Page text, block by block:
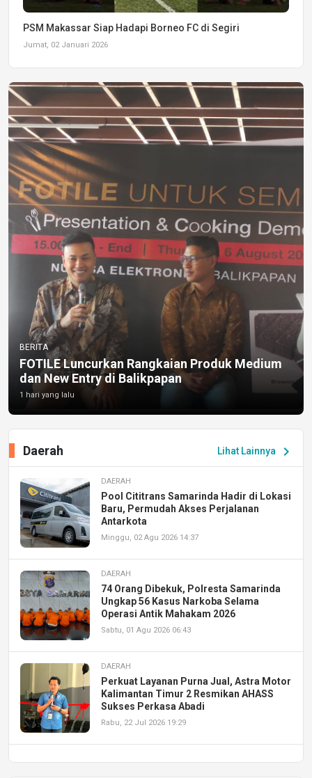
PSM Makassar Siap Hadapi Borneo FC di Segiri
Jumat, 02 Januari 2026
BERITA
FOTILE Luncurkan Rangkaian Produk Medium
dan New Entry di Balikpapan
1 hari yang lalu
Lihat Lainnya chevron_right
Daerah
DAERAH
Pool Cititrans Samarinda Hadir di Lokasi
Baru, Permudah Akses Perjalanan
Antarkota
Minggu, 02 Agu 2026 14:37
DAERAH
74 Orang Dibekuk, Polresta Samarinda
Ungkap 56 Kasus Narkoba Selama
Operasi Antik Mahakam 2026
Sabtu, 01 Agu 2026 06:43
DAERAH
Perkuat Layanan Purna Jual, Astra Motor
Kalimantan Timur 2 Resmikan AHASS
Sukses Perkasa Abadi
Rabu, 22 Jul 2026 19:29